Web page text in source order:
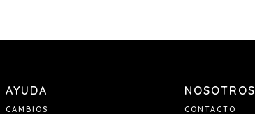
AYUDA
CAMBIOS
NOSOTROS
CONTACTO